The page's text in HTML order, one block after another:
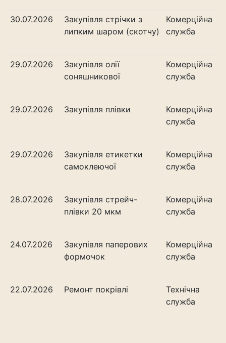
30.07.2026
Закупівля стрічки з
липким шаром (скотчу)
Комерційна
служба
29.07.2026
Закупівля олії
соняшникової
Комерційна
служба
29.07.2026 Закупівля плівки
Комерційна
служба
29.07.2026
Закупівля етикетки
самоклеючої
Комерційна
служба
28.07.2026
Закупівля стрейч-
плівки 20 мкм
Комерційна
служба
24.07.2026
Закупівля паперових
формочок
Комерційна
служба
22.07.2026 Ремонт покрівлі
Технічна
служба